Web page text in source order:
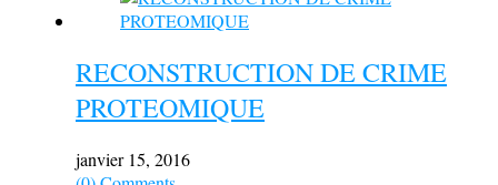
RECONSTRUCTION DE CRIME
PROTEOMIQUE
janvier 15, 2016